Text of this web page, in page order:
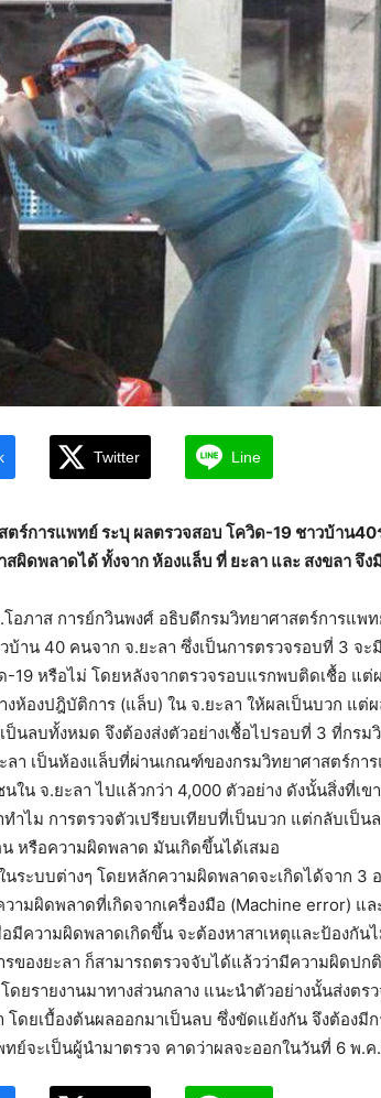
Twitter Line
ร์การแพทย์ ระบุ ผลตรวจสอบ โควิด-19 ชาวบ้าน40
ผิดพลาดได้ ทั้งจาก ห้องแล็บ ที่ ยะลา และ สงขลา จึง
อภาส การย์กวินพงศ์ อธิบดีกรมวิทยาศาสตร์การแพท
บ้าน 40 คนจาก จ.ยะลา ซึ่งเป็นการตรวจรอบที่ 3 จ
19 หรือไม่ โดยหลังจากตรวจรอบแรกพบติดเชื้อ แ
งห้องปฎิบัติการ (แล็บ) ใน จ.ยะลา ให้ผลเป็นบวก แต่
ป็นลบทั้งหมด จึงต้องส่งตัวอย่างเชื้อไปรอบที่ 3 ที่กร
ลา เป็นห้องแล็บที่ผ่านเกณฑ์ของกรมวิทยาศาสตร์กา
ใน จ.ยะลา ไปแล้วกว่า 4,000 ตัวอย่าง ดังนั้นสิ่งที่เ
ทำไม การตรวจตัวเปรียบเทียบที่เป็นบวก แต่กลับเป็
หรือความผิดพลาด มันเกิดขึ้นได้เสมอ
นระบบต่างๆ โดยหลักความผิดพลาดจะเกิดได้จาก 3
ามผิดพลาดที่เกิดจากเครื่องมือ (Machine error) แ
มีความผิดพลาดเกิดขึ้น จะต้องหาสาเหตุและป้องกัน
ของยะลา ก็สามารถตรวจจับได้แล้วว่ามีความผิดปก
ดยรายงานมาทางส่วนกลาง แนะนำตัวอย่างนั้นส่งต
โดยเบื้องต้นผลออกมาเป็นลบ ซึ่งขัดแย้งกัน จึงต้องมี
ย์จะเป็นผู้นำมาตรวจ คาดว่าผลจะออกในวันที่ 6 พ.ค